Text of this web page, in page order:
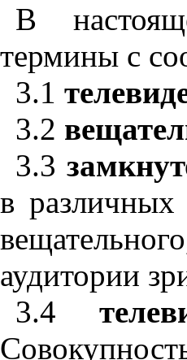
В
термины с
3.1
3.2
3.3
в
аудитории
3.4